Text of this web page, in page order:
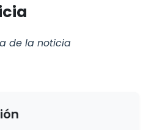
de la noticia